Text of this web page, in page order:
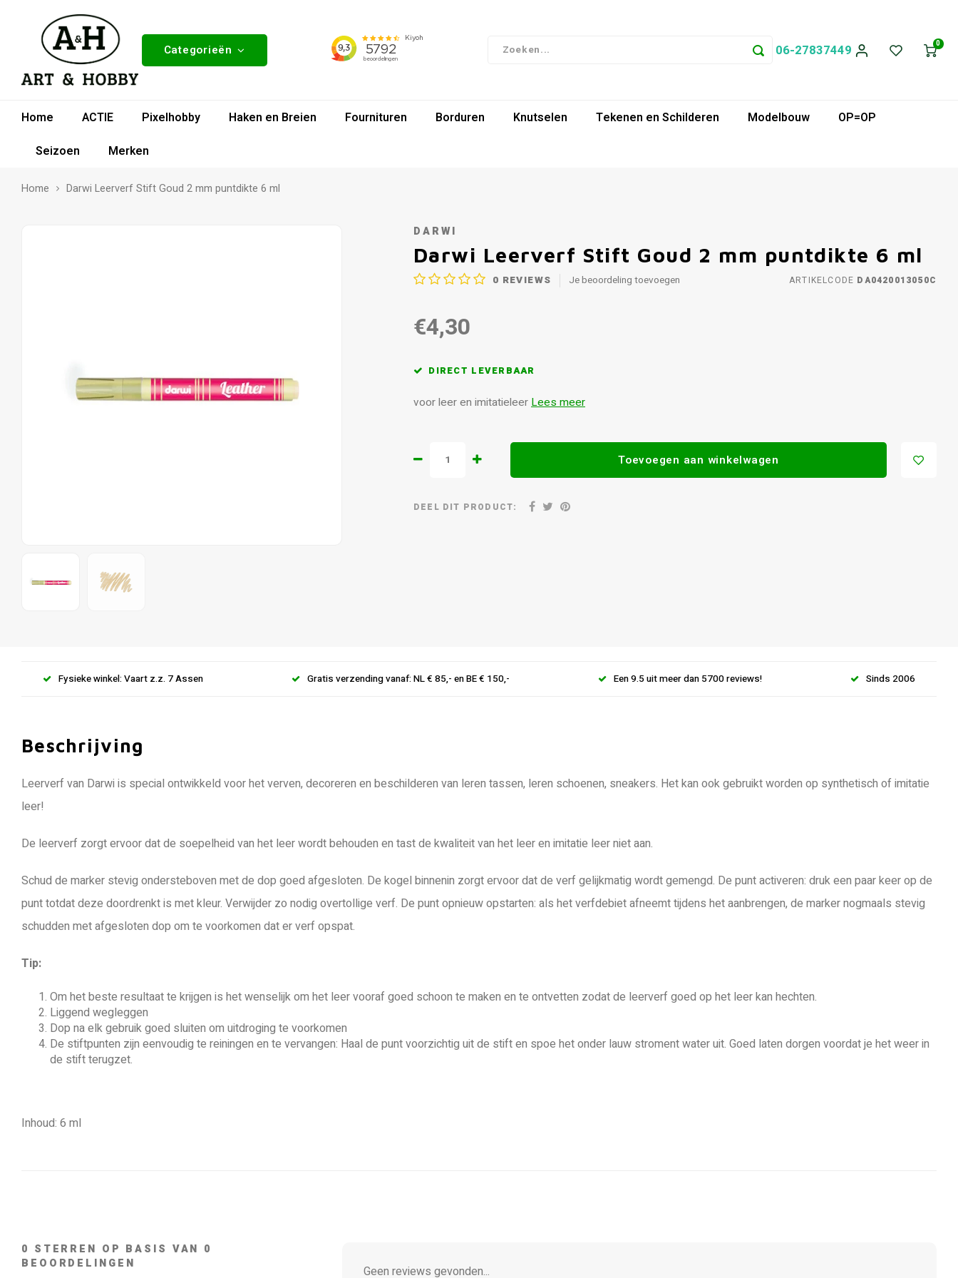
Categorieën 06-27837449 0
Home ACTIE Pixelhobby Haken en Breien Fournituren Borduren Knutselen Tekenen en Schilderen Modelbouw
OP=OP
Seizoen
Merken
Home Darwi Leerverf Stift Goud 2 mm puntdikte 6 ml
DARWI
Darwi Leerverf Stift Goud 2 mm puntdikte 6 ml
0 REVIEWS Je beoordeling toevoegen ARTIKELCODE DA0420013050C
€4,30
DIRECT LEVERBAAR
voor leer en imitatieleerLees meer
Toevoegen aan winkelwagen
DEEL DIT PRODUCT:
Fysieke winkel: Vaart z.z. 7 Assen Gratis verzending vanaf: NL € 85,- en BE € 150,- Een 9.5 uit meer dan 5700 reviews! Sinds 2006
Beschrijving
Leerverf van Darwi is special ontwikkeld voor het verven, decoreren en beschilderen van leren tassen, leren schoenen, sneakers. Het kan ook gebruikt worden op synthetisch of imitatie
leer!
De leerverf zorgt ervoor dat de soepelheid van het leer wordt behouden en tast de kwaliteit van het leer en imitatie leer niet aan.
Schud de marker stevig ondersteboven met de dop goed afgesloten. De kogel binnenin zorgt ervoor dat de verf gelijkmatig wordt gemengd. De punt activeren: druk een paar keer op de
punt totdat deze doordrenkt is met kleur. Verwijder zo nodig overtollige verf. De punt opnieuw opstarten: als het verfdebiet afneemt tijdens het aanbrengen, de marker nogmaals stevig
schudden met afgesloten dop om te voorkomen dat er verf opspat.
Tip:
Om het beste resultaat te krijgen is het wenselijk om het leer vooraf goed schoon te maken en te ontvetten zodat de leerverf goed op het leer kan hechten.
Liggend wegleggen
Dop na elk gebruik goed sluiten om uitdroging te voorkomen
De stiftpunten zijn eenvoudig te reiningen en te vervangen: Haal de punt voorzichtig uit de stift en spoe het onder lauw stroment water uit. Goed laten dorgen voordat je het weer in
de stift terugzet.
Inhoud: 6 ml
0 STERREN OP BASIS VAN 0
BEOORDELINGEN
Geen reviews gevonden...